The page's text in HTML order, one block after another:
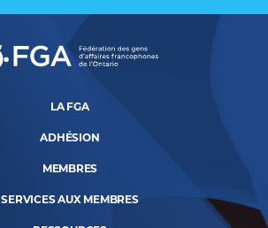
LA FGA
ADHÉSION
MEMBRES
SERVICES AUX MEMBRES